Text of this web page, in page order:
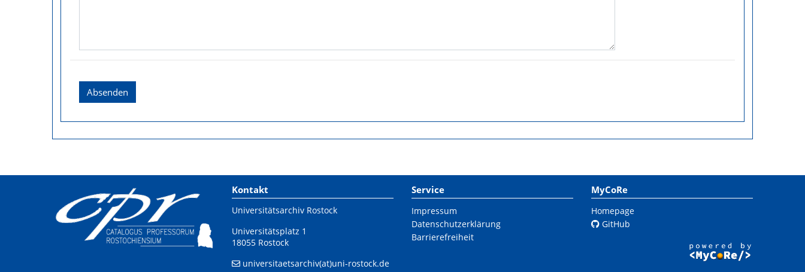
Absenden
Kontakt
Universitätsarchiv Rostock
Universitätsplatz 1
18055 Rostock
universitaetsarchiv(at)uni-rostock.de
Service
Impressum
Datenschutzerklärung
Barrierefreiheit
MyCoRe
Homepage
GitHub